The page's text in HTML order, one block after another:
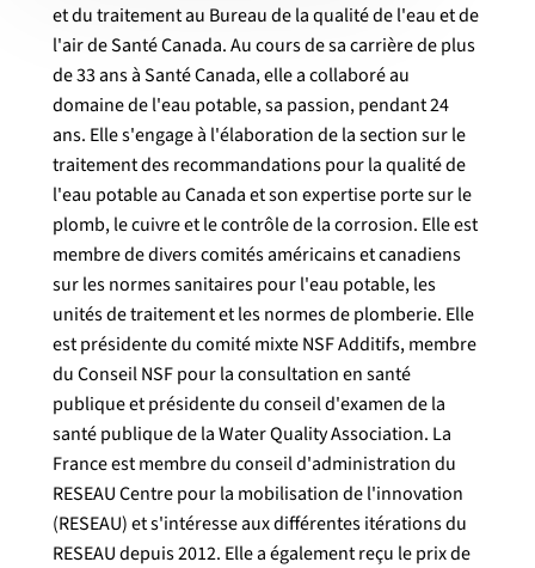
et du traitement au Bureau de la qualité de l'eau et de
l'air de Santé Canada. Au cours de sa carrière de plus
de 33 ans à Santé Canada, elle a collaboré au
domaine de l'eau potable, sa passion, pendant 24
ans. Elle s'engage à l'élaboration de la section sur le
traitement des recommandations pour la qualité de
l'eau potable au Canada et son expertise porte sur le
plomb, le cuivre et le contrôle de la corrosion. Elle est
membre de divers comités américains et canadiens
sur les normes sanitaires pour l'eau potable, les
unités de traitement et les normes de plomberie. Elle
est présidente du comité mixte NSF Additifs, membre
du Conseil NSF pour la consultation en santé
publique et présidente du conseil d'examen de la
santé publique de la Water Quality Association. La
France est membre du conseil d'administration du
RESEAU Centre pour la mobilisation de l'innovation
(RESEAU) et s'intéresse aux différentes itérations du
RESEAU depuis 2012. Elle a également reçu le prix de